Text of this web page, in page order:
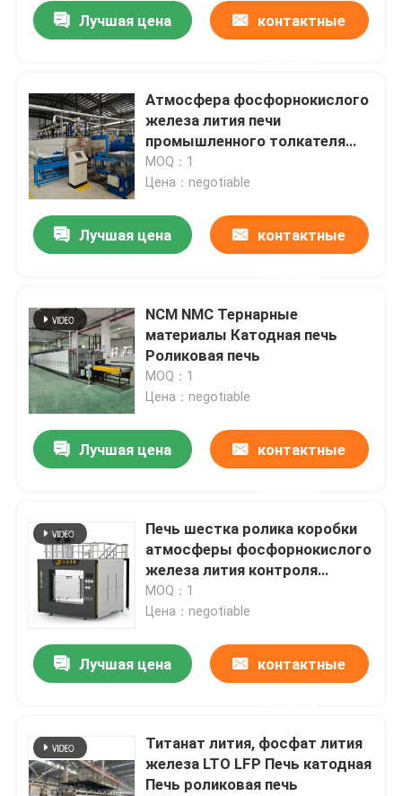
Лучшая цена контактные
Атмосфера фосфорнокислого
железа лития печи
промышленного толкателя
высокотемпературная
MOQ：1
Цена：negotiable
Лучшая цена контактные
NCM NMC Тернарные
материалы Катодная печь
Роликовая печь
MOQ：1
Цена：negotiable
Лучшая цена контактные
Печь шестка ролика коробки
атмосферы фосфорнокислого
железа лития контроля
температуры PID умная
MOQ：1
Цена：negotiable
Лучшая цена контактные
Титанат лития, фосфат лития
железа LTO LFP Печь катодная
Печь роликовая печь